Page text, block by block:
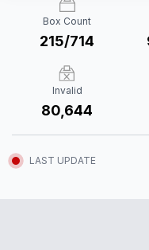
Box Count
215/714
Invalid
80,644
LAST UPDATE